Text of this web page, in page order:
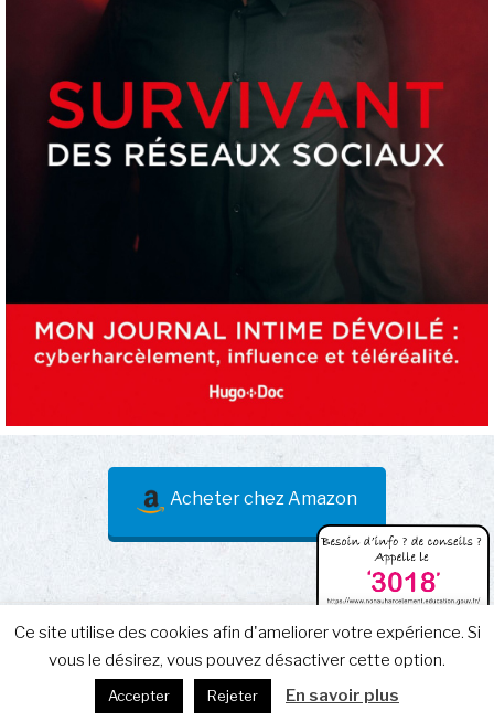
Acheter chez Amazon
FacebookInstagram
mail
Mentions Légales
Ce site utilise des cookies afin d'ameliorer votre expérience. Si
vous le désirez, vous pouvez désactiver cette option.
Accepter Rejeter En savoir plus